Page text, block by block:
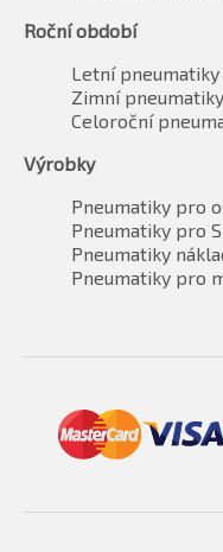
Roční období
Letní pneumatiky
Zimní pneumatiky
Celoroční
Výrobky
Pneumatiky pro
Pneumatiky pro
Pneumatiky
Pneumatiky pro